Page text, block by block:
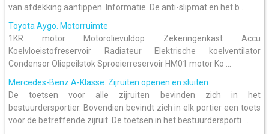
van afdekking aantippen. Informatie De anti-slipmat en het b ...
Toyota Aygo. Motorruimte
1KR motor Motorolievuldop Zekeringenkast Accu
Koelvloeistofreservoir Radiateur Elektrische koelventilator
Condensor Oliepeilstok Sproeierreservoir HM01 motor Ko ...
Mercedes-Benz A-Klasse. Zijruiten openen en sluiten
De toetsen voor alle zijruiten bevinden zich in het
bestuurdersportier. Bovendien bevindt zich in elk portier een toets
voor de betreffende zijruit. De toetsen in het bestuurdersporti ...